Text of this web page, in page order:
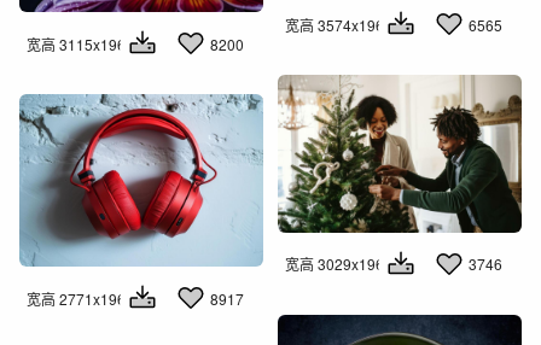
宽高 3115x1960 8200
宽高 3574x1960 6565
宽高 3029x1960
3746
宽高 2771x1960
8917